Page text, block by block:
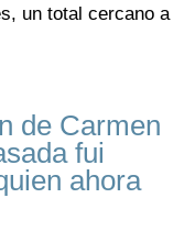
un total cercano a
de Carmen
fui
ahora